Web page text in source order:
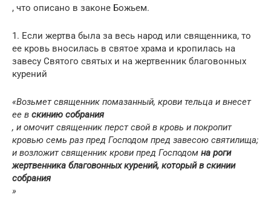
, что описано в законе Божьем.
1. Если жертва была за весь народ или священника, то
ее кровь вносилась в святое храма и кропилась на
завесу Святого святых и на жертвенник благовонных
курений
«Возьмет священник помазанный, крови тельца и внесет
ее в скинию собрания
, и омочит священник перст свой в кровь и покропит
кровью семь раз пред Господом пред завесою святилища;
и возложит священник крови пред Господом на роги
жертвенника благовонных курений, который в скинии
собрания
»